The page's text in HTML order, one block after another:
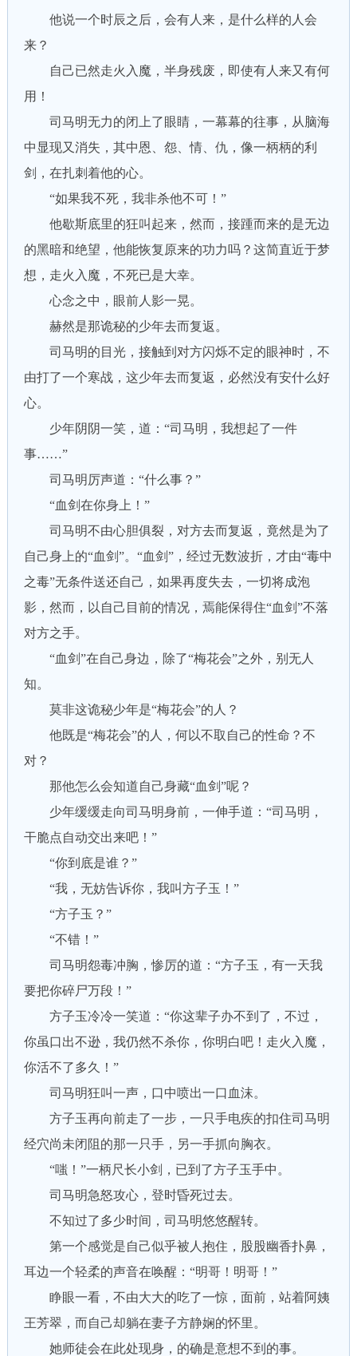
他说一个时辰之后，会有人来，是什么样的人会
来？
自己已然走火入魔，半身残废，即使有人来又有何
用！
司马明无力的闭上了眼睛，一幕幕的往事，从脑海
中显现又消失，其中恩、怨、情、仇，像一柄柄的利
剑，在扎刺着他的心。
“如果我不死，我非杀他不可！”
他歇斯底里的狂叫起来，然而，接踵而来的是无边
的黑暗和绝望，他能恢复原来的功力吗？这简直近于梦
想，走火入魔，不死已是大幸。
心念之中，眼前人影一晃。
赫然是那诡秘的少年去而复返。
司马明的目光，接触到对方闪烁不定的眼神时，不
由打了一个寒战，这少年去而复返，必然没有安什么好
心。
少年阴阴一笑，道：“司马明，我想起了一件
事……”
司马明厉声道：“什么事？”
“血剑在你身上！”
司马明不由心胆俱裂，对方去而复返，竟然是为了
自己身上的“血剑”。“血剑”，经过无数波折，才由“毒中
之毒”无条件送还自己，如果再度失去，一切将成泡
影，然而，以自己目前的情况，焉能保得住“血剑”不落
对方之手。
“血剑”在自己身边，除了“梅花会”之外，别无人
知。
莫非这诡秘少年是“梅花会”的人？
他既是“梅花会”的人，何以不取自己的性命？不
对？
那他怎么会知道自己身藏“血剑”呢？
少年缓缓走向司马明身前，一伸手道：“司马明，
干脆点自动交出来吧！”
“你到底是谁？”
“我，无妨告诉你，我叫方子玉！”
“方子玉？”
“不错！”
司马明怨毒冲胸，惨厉的道：“方子玉，有一天我
要把你碎尸万段！”
方子玉冷冷一笑道：“你这辈子办不到了，不过，
你虽口出不逊，我仍然不杀你，你明白吧！走火入魔，
你活不了多久！”
司马明狂叫一声，口中喷出一口血沫。
方子玉再向前走了一步，一只手电疾的扣住司马明
经穴尚未闭阻的那一只手，另一手抓向胸衣。
“嗤！”一柄尺长小剑，已到了方子玉手中。
司马明急怒攻心，登时昏死过去。
不知过了多少时间，司马明悠悠醒转。
第一个感觉是自己似乎被人抱住，股股幽香扑鼻，
耳边一个轻柔的声音在唤醒：“明哥！明哥！”
睁眼一看，不由大大的吃了一惊，面前，站着阿姨
王芳翠，而自己却躺在妻子方静娴的怀里。
她师徒会在此处现身，的确是意想不到的事。